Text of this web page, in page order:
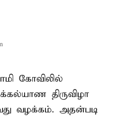
கோவிலில்
திருவிழா
வழக்கம். அதன்படி